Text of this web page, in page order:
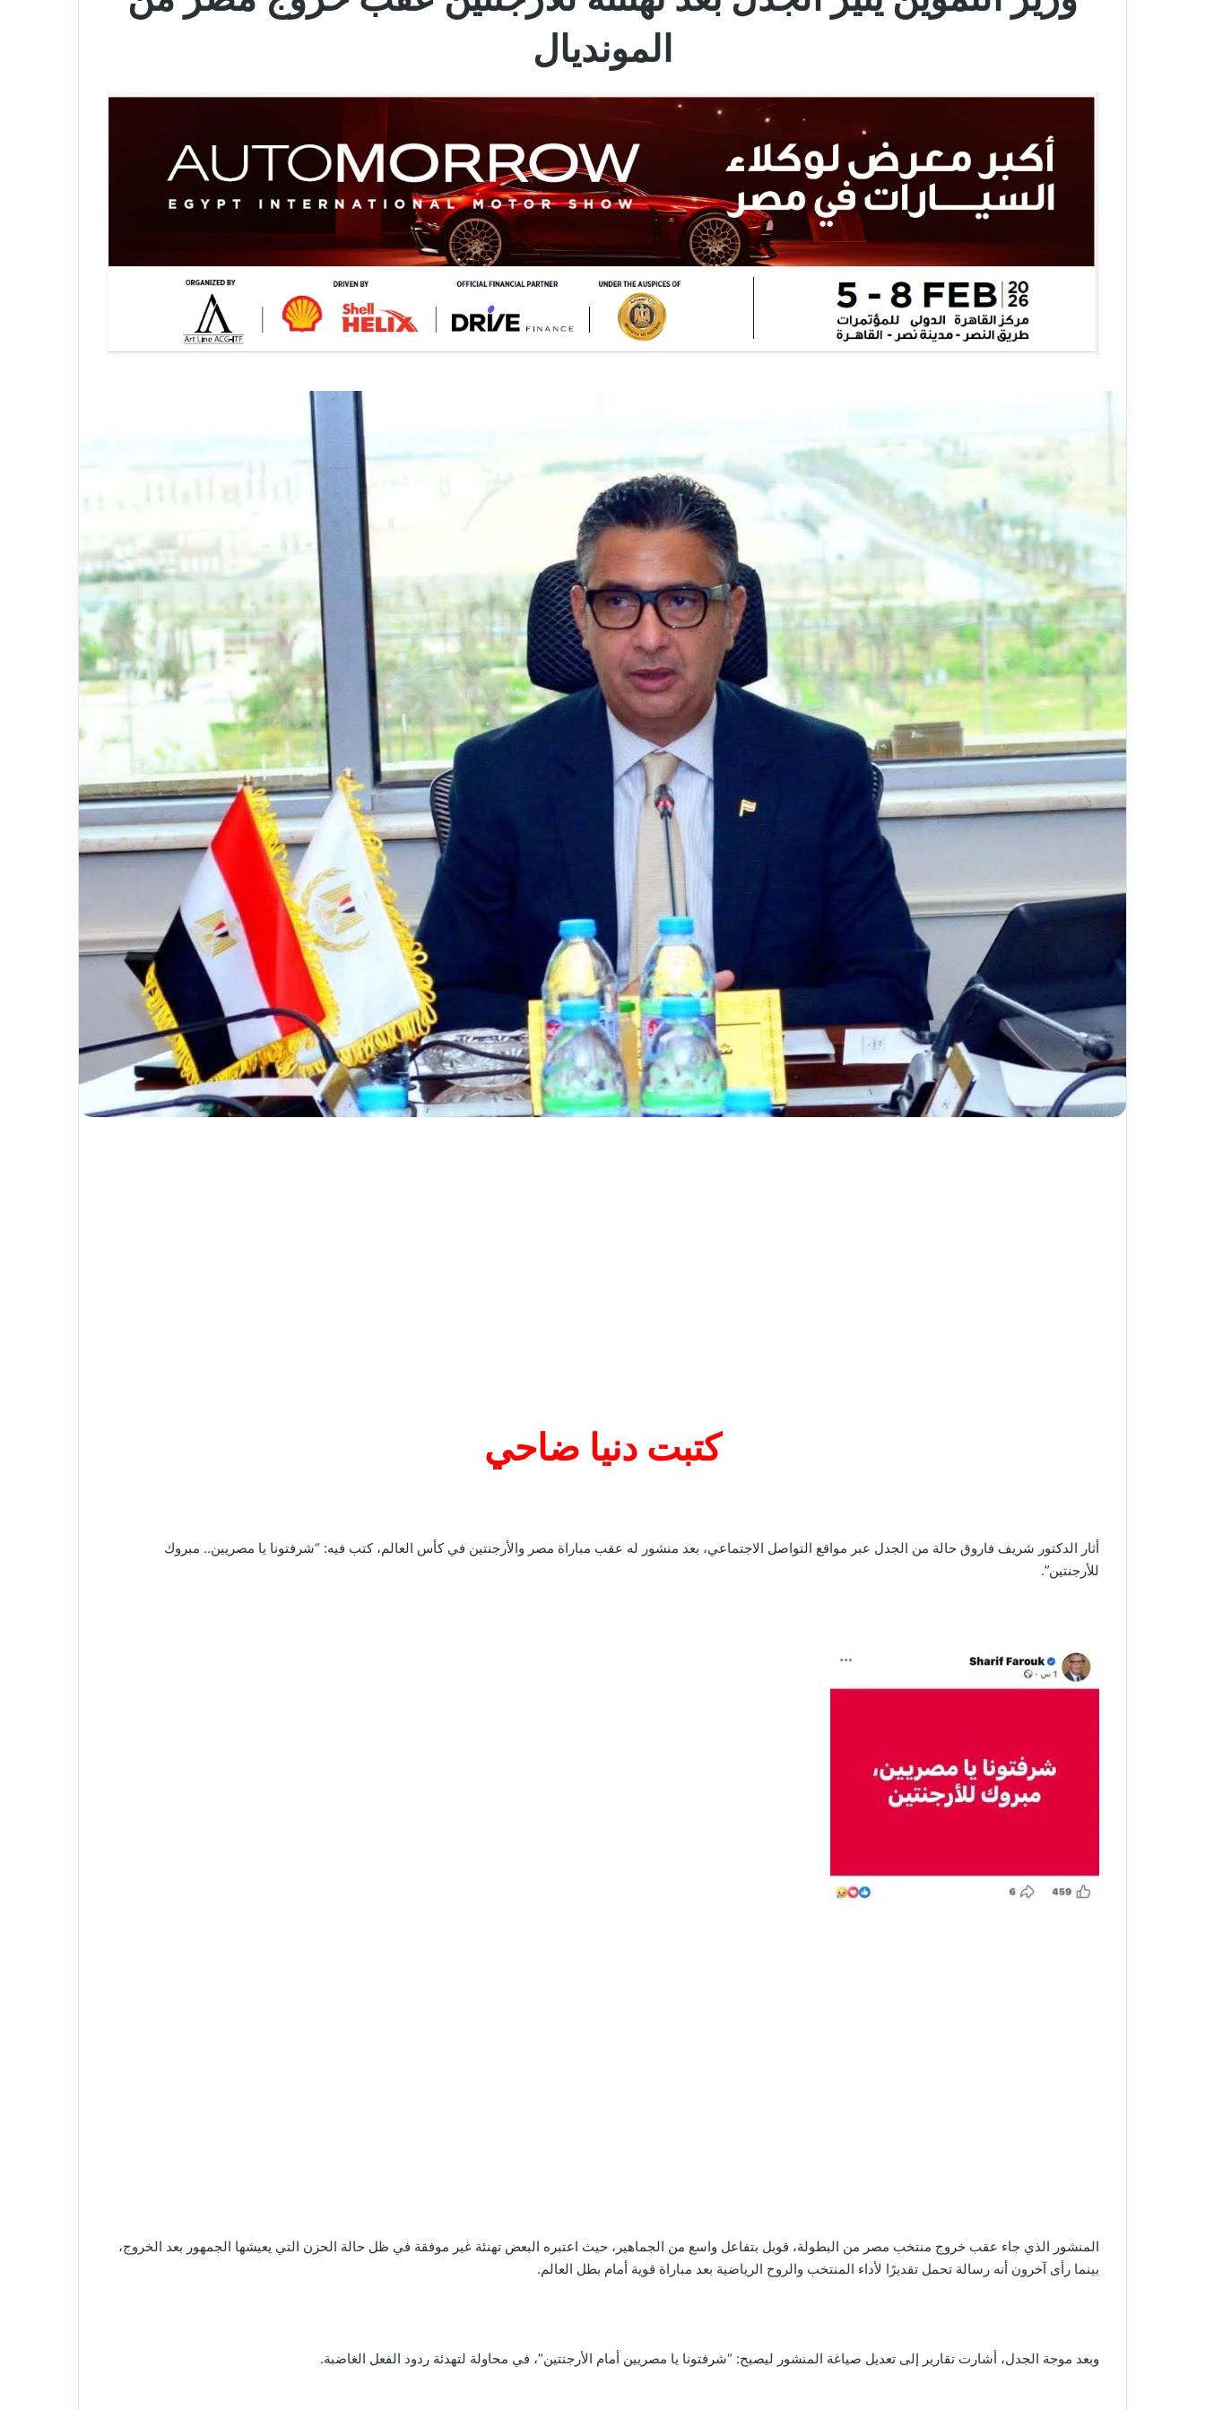
المونديال
كتبت دنيا ضاحي
أثار الدكتور شريف فاروق حالة من الجدل عبر مواقع التواصل الاجتماعي، بعد منشور له عقب مباراة مصر والأرجنتين في كأس العالم، كتب فيه: “شرفتونا يا مصريين.. مبروك
للأرجنتين”.
المنشور الذي جاء عقب خروج منتخب مصر من البطولة، قوبل بتفاعل واسع من الجماهير، حيث اعتبره البعض تهنئة غير موفقة في ظل حالة الحزن التي يعيشها الجمهور بعد الخروج،
بينما رأى آخرون أنه رسالة تحمل تقديرًا لأداء المنتخب والروح الرياضية بعد مباراة قوية أمام بطل العالم.
وبعد موجة الجدل، أشارت تقارير إلى تعديل صياغة المنشور ليصبح: “شرفتونا يا مصريين أمام الأرجنتين”، في محاولة لتهدئة ردود الفعل الغاضبة.